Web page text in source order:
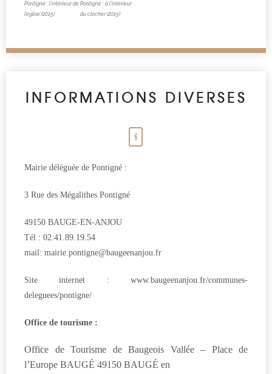
Pontigné : l’intérieur de
l’église (2015)
Pontigné : à l’intérieur
du clocher (2015)
INFORMATIONS DIVERSES
Mairie déléguée de Pontigné :
3 Rue des Mégalithes Pontigné
49150 BAUGE-EN-ANJOU
Tél : 02.41.89.19.54
mail: mairie.pontigne@baugeenanjou.fr
Site internet : www.baugeenanjou.fr/communes-
deleguees/pontigne/
Office de tourisme :
Office de Tourisme de Baugeois Vallée – Place de
l’Europe BAUGÉ 49150 BAUGÉ en